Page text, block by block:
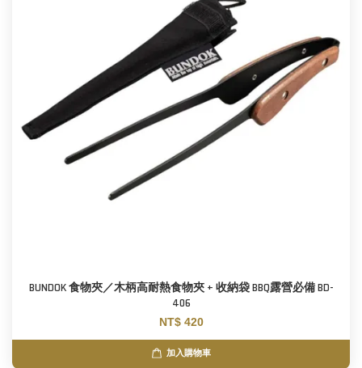
BUNDOK 食物夾／木柄高耐熱食物夾 + 收納袋 BBQ露營必備 BD-
406
NT$ 420
加入購物車